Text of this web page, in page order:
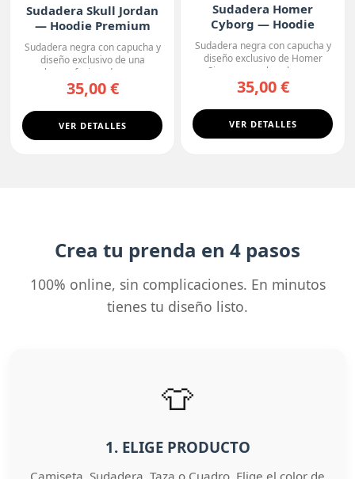
Sudadera Skull Jordan
— Hoodie Premium
Sudadera negra con capucha y
diseño exclusivo de una
calavera fusionada con u...
35,00 €
VER DETALLES
Sudadera Homer
Cyborg — Hoodie
Sudadera negra con capucha y
diseño exclusivo de Homer
Simpson con la cabeza ...
35,00 €
VER DETALLES
Crea tu prenda en 4 pasos
100% online, sin complicaciones. En minutos
tienes tu diseño listo.
👕
1. ELIGE PRODUCTO